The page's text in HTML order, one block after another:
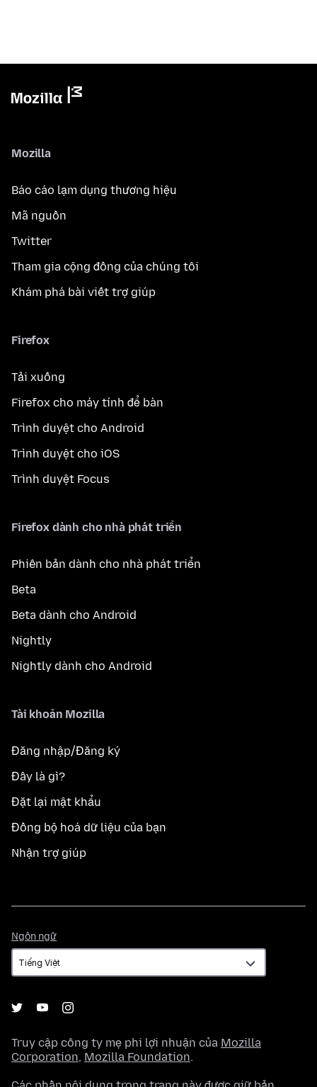
Mozilla
Báo cáo lạm dụng thương hiệu
Mã nguồn
Twitter
Tham gia cộng đồng của chúng tôi
Khám phá bài viết trợ giúp
Firefox
Tải xuống
Firefox cho máy tính để bàn
Trình duyệt cho Android
Trình duyệt cho iOS
Trình duyệt Focus
Firefox dành cho nhà phát triển
Phiên bản dành cho nhà phát triển
Beta
Beta dành cho Android
Nightly
Nightly dành cho Android
Tài khoản Mozilla
Đăng nhập/Đăng ký
Đây là gì?
Đặt lại mật khẩu
Đồng bộ hoá dữ liệu của bạn
Nhận trợ giúp
Ngôn ngữ
ngữ
Truy cập công ty mẹ phi lợi nhuận của Mozilla
Corporation, Mozilla Foundation.